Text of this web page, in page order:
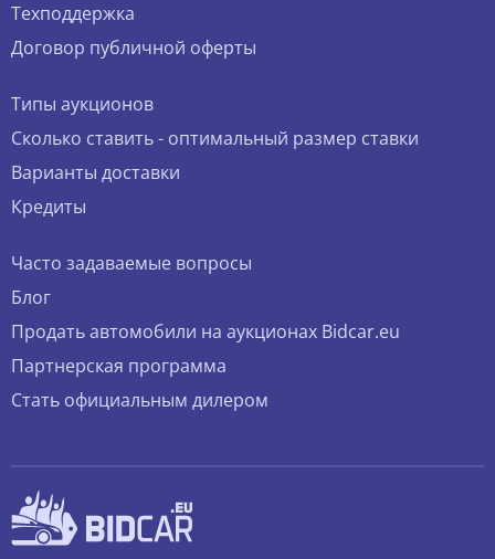
Техподдержка
Договор публичной оферты
Типы аукционов
Сколько ставить - оптимальный размер ставки
Варианты доставки
Кредиты
Часто задаваемые вопросы
Блог
Продать автомобили на аукционах Bidcar.eu
Партнерская программа
Стать официальным дилером